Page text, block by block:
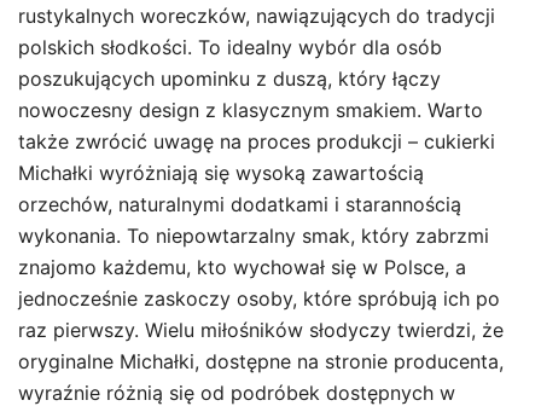
rustykalnych woreczków, nawiązujących do tradycji
polskich słodkości. To idealny wybór dla osób
poszukujących upominku z duszą, który łączy
nowoczesny design z klasycznym smakiem. Warto
także zwrócić uwagę na proces produkcji – cukierki
Michałki wyróżniają się wysoką zawartością
orzechów, naturalnymi dodatkami i starannością
wykonania. To niepowtarzalny smak, który zabrzmi
znajomo każdemu, kto wychował się w Polsce, a
jednocześnie zaskoczy osoby, które spróbują ich po
raz pierwszy. Wielu miłośników słodyczy twierdzi, że
oryginalne Michałki, dostępne na stronie producenta,
wyraźnie różnią się od podróbek dostępnych w